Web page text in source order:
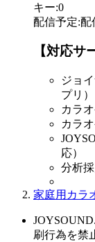
キー:0
配信予定:配
【対応サ
ジョ
プリ）
カラ
カラ
応）
分析
家庭用カラ
刷行為を禁